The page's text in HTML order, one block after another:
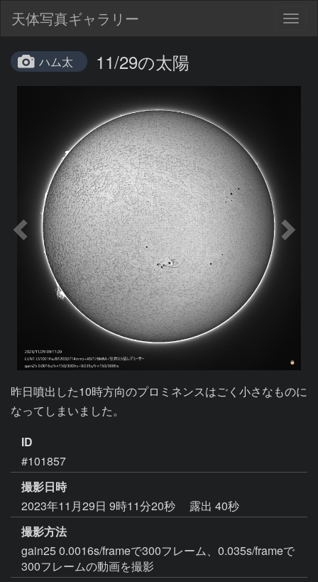
天体写真ギャラリー
ハム太 11/29の太陽
昨日噴出した10時方向のプロミネンスはごく小さなものに
なってしまいました。
ID
#101857
撮影日時
2023年11月29日 9時11分20秒
露出 40秒
撮影方法
gain25 0.0016s/frameで300フレーム、0.035s/frameで
300フレームの動画を撮影